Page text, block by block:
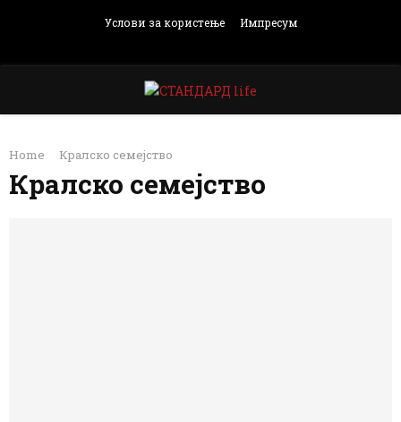
Услови за користење Импресум
PRIMARY
MENU
Home Кралско семејство
Кралско семејство